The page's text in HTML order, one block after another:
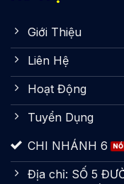
Giới Thiệu
Liên Hệ
Hoạt Động
Tuyển Dụng
CHI NHÁNH 6
Địa chỉ: SỐ 5